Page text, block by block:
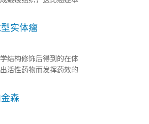
实体瘤
结构修饰后得到的在体
活性药物而发挥药效的
森